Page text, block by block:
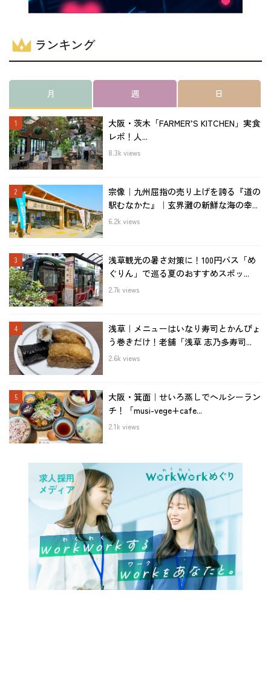
ランキング
月 週 日
大阪・茨木「FARMER’S KITCHEN」実食
レポ！人...
8.3k views
宗像｜九州屈指の売り上げを誇る『道の
駅むなかた』｜玄界灘の新鮮な海の幸...
6.2k views
浅草観光の暑さ対策に！100円バス「め
ぐりん」で巡る夏のおすすめスポッ...
2.7k views
浅草｜メニューはいなり寿司とかんぴょ
う巻きだけ！老舗「浅草 志乃多寿司...
2.6k views
大阪・箕面｜せいろ蒸しでヘルシーラン
チ！「musi-vege+cafe...
2.1k views